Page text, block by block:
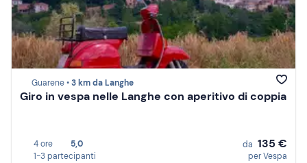
Guarene •3 km da Langhe
Giro in vespa nelle Langhe con aperitivo di coppia
4 ore
5,0
1-3 partecipanti
da 135 €
per Vespa